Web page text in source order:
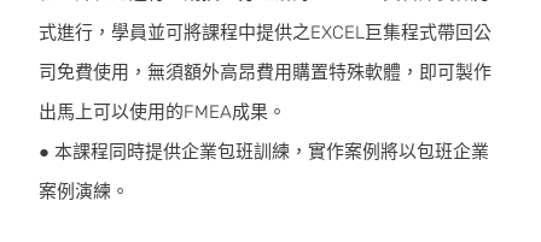
式進行，學員並可將課程中提供之EXCEL巨集程式帶回公
司免費使用，無須額外高昂費用購置特殊軟體，即可製作
出馬上可以使用的FMEA成果。
● 本課程同時提供企業包班訓練，實作案例將以包班企業
案例演練。